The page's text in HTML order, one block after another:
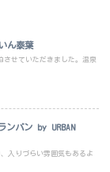
ん泰葉
させていただきました。温泉
ンバン by URBAN
入りづらい雰囲気もあるよ